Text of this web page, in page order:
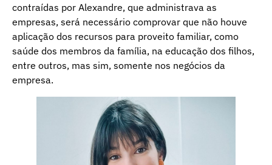
contraídas por Alexandre, que administrava as
empresas, será necessário comprovar que não houve
aplicação dos recursos para proveito familiar, como
saúde dos membros da família, na educação dos filhos,
entre outros, mas sim, somente nos negócios da
empresa.